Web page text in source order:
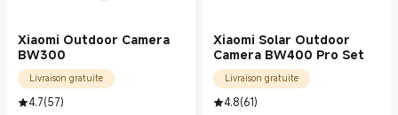
Xiaomi Outdoor Camera
BW300
Livraison gratuite
4.7(57)
Xiaomi Solar Outdoor
Camera BW400 Pro Set
Livraison gratuite
4.8(61)